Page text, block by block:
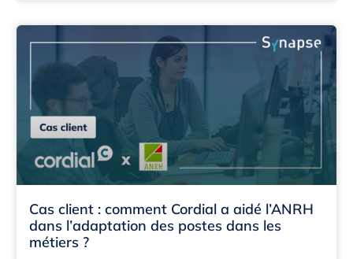
Cas client : comment Cordial a aidé l’ANRH
dans l’adaptation des postes dans les
métiers ?